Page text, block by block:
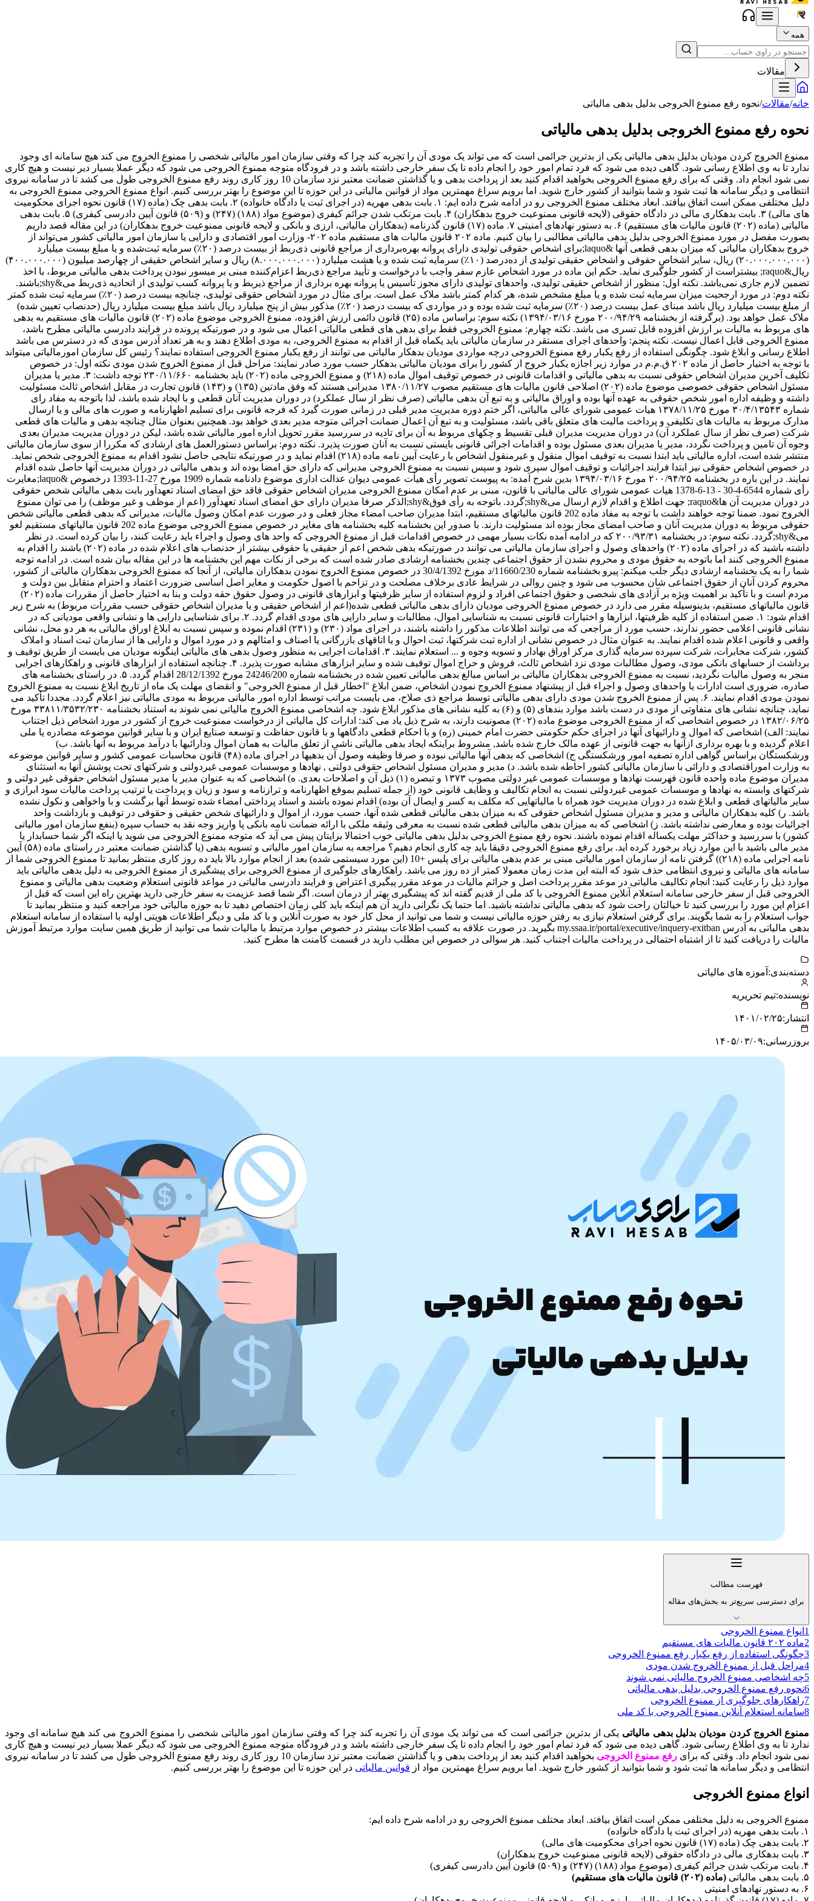
همه
مقالات
خانه/مقالات/نحوه رفع ممنوع الخروجی بدلیل بدهی مالیاتی
نحوه رفع ممنوع الخروجی بدلیل بدهی مالیاتی
ممنوع الخروج کردن مودیان بدلیل بدهی مالیاتی یکی از بدترین جرائمی است که می تواند یک مودی آن را تجربه کند چرا که وقتی سازمان امور مالیاتی شخصی را ممنوع الخروج می کند هیچ سامانه ای وجود ندارد تا به وی اطلاع رسانی شود. گاهی دیده می شود که فرد تمام امور خود را انجام داده تا یک سفر خارجی داشته باشد و در فرودگاه متوجه ممنوع الخروجی می شود که دیگر عملا بسیار دیر نیست و هیچ کاری نمی شود انجام داد. وقتی که برای رفع ممنوع الخروجی بخواهید اقدام کنید بعد از پرداخت بدهی و یا گذاشتن ضمانت معتبر نزد سازمان 10 روز کاری روند رفع ممنوع الخروجی طول می کشد تا در سامانه نیروی انتظامی و دیگر سامانه ها ثبت شود و شما بتوانید از کشور خارج شوید. اما برویم سراغ مهمترین مواد از قوانین مالیاتی در این حوزه تا این موضوع را بهتر بررسی کنیم. انواع ممنوع الخروجی ممنوع الخروجی به دلیل مختلفی ممکن است اتفاق بیافتد. ابعاد مختلف ممنوع الخروجی رو در ادامه شرح داده ایم: ۱. بابت بدهی مهریه (در اجرای ثبت یا دادگاه خانواده) ۲. بابت بدهی چک (ماده (۱۷) قانون نحوه اجرای محکومیت های مالی) ۳. بابت بدهکاری مالی در دادگاه حقوقی (لایحه قانونی ممنوعیت خروج بدهکاران) ۴. بابت مرتکب شدن جرائم کیفری (موضوع مواد (۱۸۸) (۲۴۷) و (۵۰۹) قانون آیین دادرسی کیفری) ۵. بابت بدهی مالیاتی (ماده (۲۰۲) قانون مالیات های مستقیم) ۶. به دستور نهادهای امنیتی ۷. ماده (۱۷) قانون گذرنامه (بدهکاران مالیاتی، ارزی و بانکی و لایحه قانونی ممنوعیت خروج بدهکاران) در این مقاله قصد داریم بصورت مفصل در مورد ممنوع الخروجی بدلیل بدهی مالیاتی مطالبی را بیان کنیم. ماده ۲۰۲ قانون مالیات های مستقیم ماده ۲۰۲- وزارت امور اقتصادی و دارایی یا سازمان امور مالیاتی کشور می‌تواند از خروج بدهکاران مالیاتی که میزان بدهی قطعی آنها &laquo;برای اشخاص حقوقی تولیدی دارای پروانه بهره‌برداری از مراجع قانونی ذی‌ربط از بیست درصد (۲۰٪) سرمایه ثبت‌شده و یا مبلغ بیست میلیارد (۲۰.۰۰۰.۰۰۰.۰۰۰) ریال، سایر اشخاص حقوقی و اشخاص حقیقی تولیدی از ده‌درصد (۱۰٪) سرمایه ثبت شده و یا هشت میلیارد (۸.۰۰۰.۰۰۰.۰۰۰) ریال و سایر اشخاص حقیقی از چهارصد میلیون (۴۰۰.۰۰۰.۰۰۰) ریال&raquo; بیشتر‌است از کشور جلوگیری نماید. حکم این ماده در مورد اشخاص عازم سفر واجب با درخواست و تأیید مراجع ذی‌ربط اعزام‌کننده مبنی بر میسور نبودن پرداخت بدهی مالیاتی مربوط، با اخذ تضمین لازم جاری نمی‌باشد. نکته اول: منظور از اشخاص حقیقی تولیدی، واحدهای تولیدی دارای مجوز تأسیس یا پروانه بهره برداری از مراجع ذیربط و یا پروانه کسب تولیدی از اتحادیه ذی‌ربط می‌&shy;باشند. نکته‌ دوم: در مورد ارجحیت میزان سرمایه ثبت شده و یا مبلغ مشخص شده، هر کدام کمتر باشد ملاک عمل است. برای مثال در مورد اشخاص حقوقی تولیدی، چنانچه بیست درصد (۲۰٪) سرمایه ثبت شده کمتر از مبلغ بیست میلیارد ریال باشد مبنای عمل بیست درصد (۲۰٪) سرمایه ثبت شده بوده و در مواردی که بیست درصد (۲۰٪) مذکور بیش از پنج میلیارد ریال باشد مبلغ بیست میلیارد ریال (حدنصاب تعیین شده) ملاک عمل خواهد بود. (برگرفته از بخشنامه ۲۰۰/۹۴/۲۹ مورخ ۱۳۹۴/۰۳/۱۶) نکته سوم: براساس ماده (۲۵) قانون دائمی ارزش افزوده، ممنوع الخروجی موضوع ماده (۲۰۲) قانون مالیات های مستقیم به بدهی های مربوط به مالیات بر ارزش افزوده قابل تسری می باشد. نکته چهارم: ممنوع الخروجی فقط برای بدهی های قطعی مالیاتی اعمال می شود و در صورتیکه پرونده در فرایند دادرسی مالیاتی مطرح باشد، ممنوع الخروجی قابل اعمال نیست. نکته پنجم: واحدهای اجرای مستقر در سازمان مالیاتی باید یکماه قبل از اقدام به ممنوع الخروجی، به مودی اطلاع دهند و به هر تعداد آدرس مودی که در دسترس می باشد اطلاع رسانی و ابلاغ شود. چگونگی استفاده از رفع یکبار رفع ممنوع الخروجی درچه مواردی مودیان بدهکار مالیاتی می توانند از رفع یکبار ممنوع الخروجی استفاده نمایند؟ رئیس کل سازمان امورمالیاتی میتواند با توجه به اختیار حاصل از ماده ۲۰۲ ق.م.م در موارد زیر اجازه یکبار خروج از کشور را برای مودیان مالیاتی بدهکار حسب مورد صادر نمایند: مراحل قبل از ممنوع الخروج شدن مودی نکته اول: در خصوص تکلیف آخرین مدیران اشخاص حقوقی نسبت به بدهی مالیاتی و اقدامات قانونی در خصوص توقیف اموال ماده (۲۱۸) و ممنوع الخروجی ماده (۲۰۲) باید بخشنامه ۲۳۰/۱۱/۶۶۰ توجه داشت: ۳. مدیر یا مدیران مسئول اشخاص حقوقی خصوصی موضوع ماده (۲۰۲) اصلاحی قانون مالیات های مستقیم مصوب ۱۳۸۰/۱۱/۲۷ مدیرانی هستند که وفق مادتین (۱۳۵) و (۱۴۳) قانون تجارت در مقابل اشخاص ثالث مسئولیت داشته و وظیفه اداره امور شخص حقوقی به عهده آنها بوده و اوراق مالیاتی و به تبع آن بدهی مالیاتی (صرف نظر از سال عملکرد) در دوران مدیریت آنان قطعی و با ایجاد شده باشد، لذا باتوجه به مفاد رای شماره ۳۰/۴/۱۳۵۴۳ مورخ ۱۳۷۸/۱۱/۲۵ هیات عمومی شورای عالی مالیاتی، اگر ختم دوره مدیریت مدیر قبلی در زمانی صورت گیرد که فرجه قانونی برای تسلیم اظهارنامه و صورت های مالی و یا ارسال مدارک مربوط به مالیات های تکلیفی و پرداخت مالیت های متعلق باقی باشد، مسئولیت و به تبع آن اعمال ضمانت اجرائی متوجه مدیر بعدی خواهد بود. همچنین بعنوان مثال چنانچه بدهی و مالیات های قطعی شرکت (صرف نظر از سال عملکرد آن) در دوران مدیریت مدیران قبلی تقسیط و چکهای مربوط به آن برای تادیه در سررسید مقرر تحویل اداره امور مالیاتی شده باشد، لیکن در دوران مدیریت مدیران بعدی وجوه آن تامین و پرداخت نگردد، مدیر یا مدیران بعدی مسئول بوده و اقدامات اجرائی قانونی بایستی نسبت به آنان صورت پذیرد. نکته دوم: براساس دستورالعمل های ارشادی که مکررا از سوی سازمان مالیاتی منتشر شده است، اداره مالیاتی باید ابتدا نسبت به توقیف اموال منقول و غیرمنقول اشخاص با رعایت آیین نامه ماده (۲۱۸) اقدام نماید و در صورتیکه نتایجی حاصل نشود اقدام به ممنوع الخروجی شخص نماید. در خصوص اشخاص حقوقی نیز ابتدا فرایند اجرائیات و توقیف اموال سپری شود و سپس نسبت به ممنوع الخروجی مدیرانی که دارای حق امضا بوده اند و بدهی مالیاتی در دوران مدیریت آنها حاصل شده اقدام نمایند. در این باره در بخشنامه ۲۰۰/۹۴/۲۵ مورخ ۱۳۹۴/۰۳/۱۶ بدین شرح آمده: به پیوست تصویر رأی هیأت عمومی دیوان عدالت اداری موضوع دادنامه شماره 1909 مورخ 27-11-1393 درخصوص &laquo;مغایرت رأی شماره 6544-4-30 - 13-6-1378 هیات عمومی شورای عالی مالیاتی با قانون، مبنی بر عدم امکان ممنوع الخروجی مدیران اشخاص حقوقی فاقد حق امضای اسناد تعهدآور بابت بدهی مالیاتی شخص حقوقی در دوران مدیریت آن ها&raquo; جهت اطلاع و اقدام لازم ارسال می&shy;گردد. باتوجه به رأی فوق&shy;الذکر صرفا مدیران دارای حق امضای اسناد تعهدآور (اعم از موظف و غیر موظف) را می توان ممنوع الخروج نمود. ضمنا توجه خواهند داشت با توجه به مفاد ماده 202 قانون مالیاتهای مستقیم، ابتدا مدیران صاحب امضاء مجاز فعلی و در صورت عدم امکان وصول مالیات، مدیرانی که بدهی قطعی مالیاتی شخص حقوقی مربوط به دوران مدیریت آنان و صاحب امضای مجاز بوده اند مسئولیت دارند. با صدور این بخشنامه کلیه بخشنامه های مغایر در خصوص ممنوع الخروجی موضوع ماده 202 قانون مالیاتهای مستقیم لغو می&shy;گردد. نکته سوم: در بخشنامه ۲۰۰/۹۳/۳۱ که در ادامه آمده نکات بسیار مهمی در خصوص اقدامات قبل از ممنوع الخروجی که واحد های وصول و اجراء باید رعایت کنند، را بیان کرده است. در نظر داشته باشید که در اجرای ماده (۲۰۲) واحدهای وصول و اجرای سازمان مالیاتی می توانند در صورتیکه بدهی شخص اعم از حقیقی یا حقوقی بیشتر از حدنصاب های اعلام شده در ماده (۲۰۲) باشند را اقدام به ممنوع الخروجی کنند اما باتوحه به حقوق مودی و محروم نشدن از حقوق اجتماعی چندین بخشنامه ارشادی صادر شده است که برخی از نکات مهم این بخشنامه ها در این مقاله بیان شده است. در ادامه توجه شما را به یک بخشنامه ارشادی دیگر جلب میکنم: پیرو بخشنامه شماره 11660/230/د مورخ 30/4/1392 در خصوص ممنوع الخروج نمودن بدهکاران مالیاتی، از آنجا که ممنوع الخروجی بدهکاران مالیاتی از کشور، محروم کردن آنان از حقوق اجتماعی شان محسوب می شود و چنین روالی در شرایط عادی برخلاف مصلحت و در تزاحم با اصول حکومت و مغایر اصل اساسی ضرورت اعتماد و احترام متقابل بین دولت و مردم است و با تأکید بر اهمیت ویژه بر آزادی های شخصی و حقوق اجتماعی افراد و لزوم استفاده از سایر ظرفیتها و ابزارهای قانونی در وصول حقوق حقه دولت و بنا به اختیار حاصل از مقررات ماده (۲۰۲) قانون مالیاتهای مستقیم، بدینوسیله مقرر می دارد در خصوص ممنوع الخروجی مودیان دارای بدهی مالیاتی قطعی شده(اعم از اشخاص حقیقی و یا مدیران اشخاص حقوقی حسب مقررات مربوط) به شرح زیر اقدام شود: ۱. ضمن استفاده از کلیه ظرفیتها، ابزارها و اختیارات قانونی نسبت به شناسایی اموال، مطالبات و سایر دارایی های مودی اقدام گردد. ۲. برای شناسایی دارایی ها و نشانی واقعی مودیانی که در نشانی قانونی اعلامی حضور ندارند، حسب مورد از مراجعی که می توانند اطلاعات مذکور را داشته باشند، در اجرای مواد (۲۳۰) و (۲۳۱) اقدام نموده و سپس نسبت به ابلاغ اوراق مالیاتی به هر دو محل، نشانی واقعی و قانونی اعلام شده اقدام نمایند. به عنوان مثال در خصوص نشانی از اداره ثبت شرکتها، ثبت احوال و یا اتاقهای بازرگانی یا اصناف و امثالهم و در مورد اموال و دارایی ها از سازمان ثبت اسناد و املاک کشور، شرکت مخابرات، شرکت سپرده سرمایه گذاری مرکز اوراق بهادار و تسویه وجوه و ... استعلام نمایند. ۳. اقدامات اجرایی به منظور وصول بدهی های مالیاتی اینگونه مودیان می بایست از طریق توقیف و برداشت از حسابهای بانکی مودی، وصول مطالبات مودی نزد اشخاص ثالث، فروش و حراج اموال توقیف شده و سایر ابزارهای مشابه صورت پذیرد. ۴. چنانچه استفاده از ابزارهای قانونی و راهکارهای اجرایی منجر به وصول مالیات نگردید، نسبت به ممنوع الخروجی بدهکاران مالیاتی بر اساس مبالغ بدهی مالیاتی تعیین شده در بخشنامه شماره 24246/200 مورخ 28/12/1392 اقدام گردد. ۵. در راستای بخشنامه های صادره، ضروری است ادارات یا واحدهای وصول و اجراء قبل از پیشنهاد ممنوع الخروج نمودن اشخاص، ضمن ابلاغ "اخطار قبل از ممنوع الخروجی" و انقضای مهلت یک ماه از تاریخ ابلاغ نسبت به ممنوع الخروج نمودن مودی اقدام نمایند. ۶. پس از ممنوع الخروج شدن مودی دارای بدهی مالیاتی توسط مراجع ذی صلاح، می بایست مراتب توسط اداره امور مالیاتی مربوط به مودی مالیاتی نیز اعلام گردد. مجددا تأکید می نماید، چنانچه نشانی های متفاوتی از مودی در دست باشد موارد بندهای (۵) و (۶) به کلیه نشانی های مذکور ابلاغ شود. چه اشخاصی ممنوع الخروج مالیاتی نمی شوند به استناد بخشنامه ۳۳۸۱۱/۳۵۳۲/۲۳۰ مورخ ۱۳۸۲/۰۶/۲۵ در خصوص اشخاصی که از ممنوع الخروجی موضوع ماده (۲۰۲) مصونیت دارند، به شرح ذیل یاد می کند: ادارات کل مالیاتی از درخواست ممنوعیت خروج از کشور در مورد اشخاص ذیل اجتناب نمایند: الف) اشخاصی که اموال و دارائیهای آنها در اجرای حکم حکومتی حضرت امام خمینی (ره) و با احکام قطعی دادگاهها و با قانون حفاظت و توسعه صنایع ایران و با سایر قوانین موضوعه مصادره یا ملی اعلام گردیده و با بهره برداری ازآنها به جهت قانونی از عهده مالک خارج شده باشد, مشروط براینکه ایجاد بدهی مالیاتی ناشی از تعلق مالیات به همان اموال ودارائیها با درآمد مربوط به آنها باشد. ب) ورشکستگان براساس گواهی اداره تصفیه امور ورشکستگی ج) اشخاصی که بدهی آنها مالیاتی نبوده و صرفا وظیفه وصول آن بدهیها در اجرای ماده (۴۸) قانون محاسبات عمومی کشور و سایر قوانین موضوعه به وزارت اموراقتصادی و دارائی با سازمان مالیاتی کشور احاطه شده باشد. د) مدیر و مدیران مسئول اشخاص حقوقی دولتی , نهادها و موسسات عمومی غیردولتی و شرکتهای تحت پوشش آنها به استثنای مدیران موضوع ماده واحده قانون فهرست نهادها و موسسات عمومی غیر
دسته‌بندی: آموزه های مالیاتی
نویسنده:تیم تحریریه
انتشار:۱۴۰۱/۰۲/۲۵
بروزرسانی:۱۴۰۵/۰۳/۰۹
فهرست مطالب
برای دسترسی سریع‌تر به بخش‌های مقاله
1 انواع ممنوع الخروجی
2ماده ۲۰۲ قانون مالیات های مستقیم
3چگونگی استفاده از رفع یکبار رفع ممنوع الخروجی
4مراحل قبل از ممنوع الخروج شدن مودی
5چه اشخاصی ممنوع الخروج مالیاتی نمی شوند
6نحوه رفع ممنوع الخروجی بدلیل بدهی مالیاتی
7راهکارهای جلوگیری از ممنوع الخروجی
8سامانه استعلام آنلاین ممنوع الخروجی با کد ملی
ممنوع الخروج کردن مودیان بدلیل بدهی مالیاتی یکی از بدترین جرائمی است که می تواند یک مودی آن را تجربه کند چرا که وقتی سازمان امور مالیاتی شخصی را ممنوع الخروج می کند هیچ سامانه ای وجود
ندارد تا به وی اطلاع رسانی شود. گاهی دیده می شود که فرد تمام امور خود را انجام داده تا یک سفر خارجی داشته باشد و در فرودگاه متوجه ممنوع الخروجی می شود که دیگر عملا بسیار دیر نیست و هیچ کاری
نمی شود انجام داد. وقتی که برای رفع ممنوع الخروجی
بخواهید اقدام کنید بعد از پرداخت بدهی و یا گذاشتن ضمانت معتبر نزد سازمان 10 روز کاری روند رفع ممنوع الخروجی طول می کشد تا در سامانه نیروی
انتظامی و دیگر سامانه ها ثبت شود و شما بتوانید از کشور خارج شوید. اما برویم سراغ مهمترین مواد از قوانین مالیاتی در این حوزه تا این موضوع را بهتر بررسی کنیم.
انواع ممنوع الخروجی
ممنوع الخروجی به دلیل مختلفی ممکن است اتفاق بیافتد. ابعاد مختلف ممنوع الخروجی رو در ادامه شرح داده ایم:
۱. بابت بدهی مهریه (در اجرای ثبت یا دادگاه خانواده)
۲. بابت بدهی چک (ماده (۱۷) قانون نحوه اجرای محکومیت های مالی)
۳. بابت بدهکاری مالی در دادگاه حقوقی (لایحه قانونی ممنوعیت خروج بدهکاران)
۴. بابت مرتکب شدن جرائم کیفری (موضوع مواد (۱۸۸) (۲۴۷) و (۵۰۹) قانون آیین دادرسی کیفری)
۵. بابت بدهی مالیاتی
(ماده (۲۰۲) قانون مالیات های مستقیم)
۶. به دستور نهادهای امنیتی